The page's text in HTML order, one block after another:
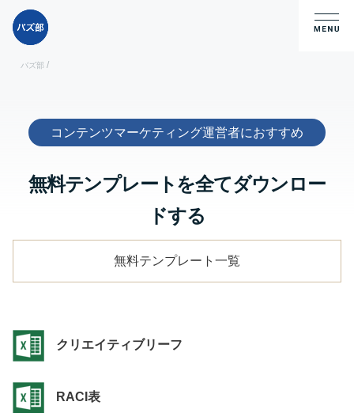
バズ部 /
無料テンプレートを全てダウンロー
ドする
無料テンプレート一覧
クリエイティブリーフ
RACI表